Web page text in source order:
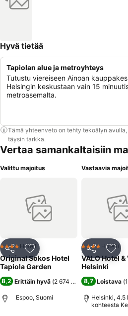
Hyvä tietää
Tapiolan alue ja metroyhteys
Tutustu viereiseen Ainoan
Helsingin keskustaan vain 15
metroasemalta.
Tämä yhteenveto on tehty tekoälyn
täysin tarkka.
Vertaa samankaltaisiin
Valittu majoitus
Jaa Lisää suosikkeihin
4 Tähtiluokitus
Hotelli
Original Sokos Hotel
Tapiola Garden
8,2 Erittäin hyvä (2 674 arviota)
Espoo, Suomi
Vastaavia
Jaa
4 Tähtiluokitus
Hotelli
VALO Hotel
Helsinki
8,7 Loistava (
Helsinki, 4.5
kohteesta